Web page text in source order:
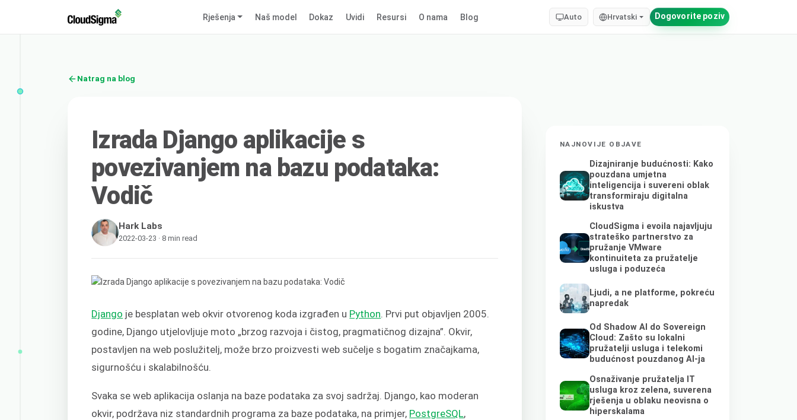
Rješenja Naš model Dokaz Uvidi Resursi O nama Blog Auto Hrvatski Dogovorite poziv
Natrag na blog
Izrada Django aplikacije s
povezivanjem na bazu podataka:
Vodič
Hark Labs
2022-03-23 · 8 min read
Django je besplatan web okvir otvorenog koda izgrađen u Python . Prvi put objavljen 2005.
godine, Django utjelovljuje moto „brzog razvoja i čistog, pragmatičnog dizajna”. Okvir,
postavljen na web poslužitelj, može brzo proizvesti web sučelje s bogatim značajkama,
sigurnošću i skalabilnošću.
Svaka se web aplikacija oslanja na baze podataka za svoj sadržaj. Django, kao moderan
okvir, podržava niz standardnih programa za baze podataka, na primjer, PostgreSQL,
NAJNOVIJE OBJAVE
Dizajniranje budućnosti: Kako
pouzdana umjetna
inteligencija i suvereni oblak
transformiraju digitalna
iskustva
CloudSigma i evoila najavljuju
strateško partnerstvo za
pružanje VMware
kontinuiteta za pružatelje
usluga i poduzeća
Ljudi, a ne platforme, pokreću
napredak
Od Shadow AI do Sovereign
Cloud: Zašto su lokalni
pružatelji usluga i telekomi
budućnost pouzdanog AI-ja
Osnaživanje pružatelja IT
usluga kroz zelena, suverena
rješenja u oblaku neovisna o
hiperskalama